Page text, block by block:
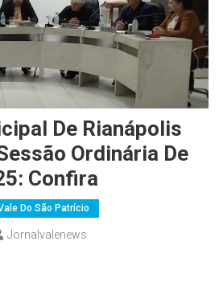
De Rianápolis
Ordinária De
Confira
Do São Patrício
Jornalvalenews